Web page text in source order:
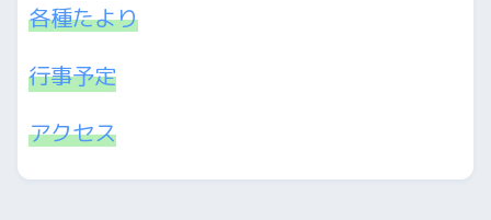
各種たより
行事予定
アクセス